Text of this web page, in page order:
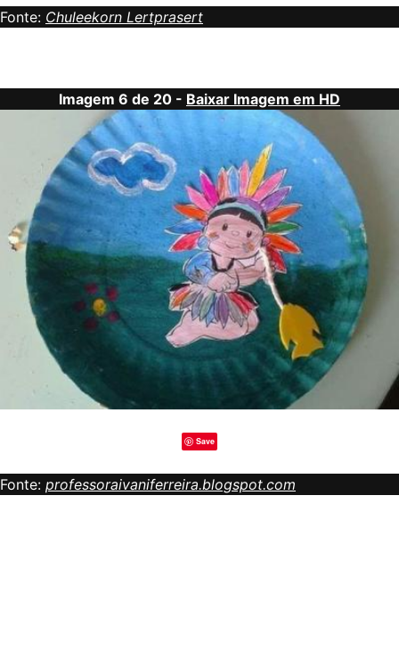
Fonte: Chuleekorn Lertprasert
Imagem 6 de 20 - Baixar Imagem em HD
Save
Fonte: professoraivaniferreira.blogspot.com